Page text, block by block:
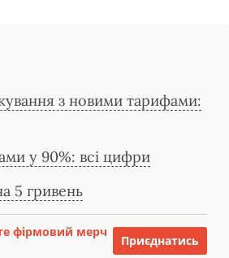
з новими тарифами:
у 90%: всі цифри
5 гривень
фірмовий мерч
Приєднатись